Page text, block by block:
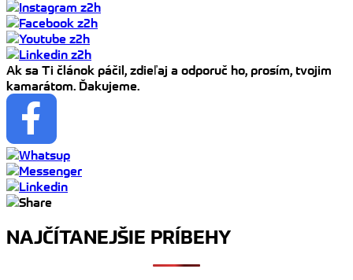
Ak sa Ti článok páčil, zdieľaj a odporuč ho, prosím, tvojim
kamarátom. Ďakujeme.
NAJČÍTANEJŠIE PRÍBEHY